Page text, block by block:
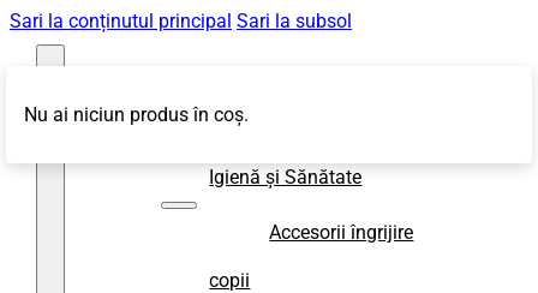
Sari la conținutul principal Sari la subsol
Igienă și Sănătate
Accesorii îngrijire
copii
Nu ai niciun produs în coș.